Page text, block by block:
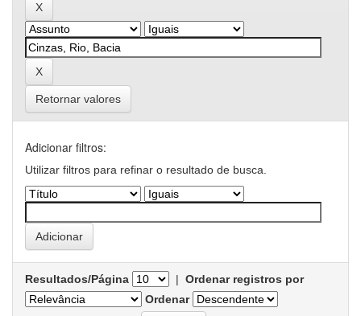
Retornar valores
Adicionar filtros:
Utilizar filtros para refinar o resultado de busca.
Resultados/Página | Ordenar registros por
Ordenar